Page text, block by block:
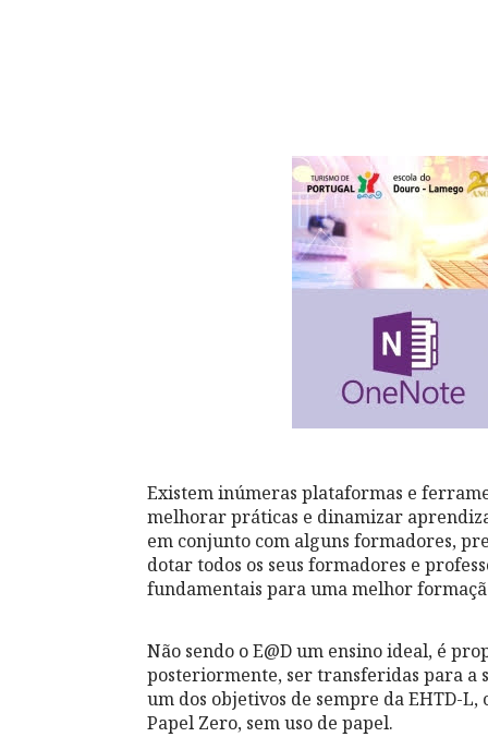
Existem inúmeras plataformas e
melhorar práticas e dinamizar
em conjunto com alguns formadores,
dotar todos os seus formadores e
fundamentais para uma melhor
Não sendo o E@D um ensino ideal, é
posteriormente, ser transferidas para a
um dos objetivos de sempre da EHTD-L,
Papel Zero, sem uso de papel.